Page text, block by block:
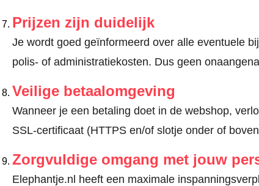
Prijzen zijn duidelijk
Je wordt goed geïnformeerd over alle eventuele
polis- of administratiekosten. Dus geen
Veilige betaalomgeving
Wanneer je een betaling doet in de webshop,
SSL-certificaat (HTTPS en/of slotje onder of
Zorgvuldige omgang met jouw
Elephantje.nl heeft een maximale